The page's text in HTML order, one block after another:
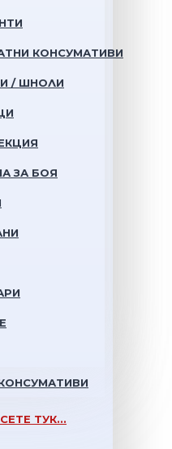
КОНСУМАТИВИ
/ ШНОЛИ
ЗА БОЯ
ТУК...